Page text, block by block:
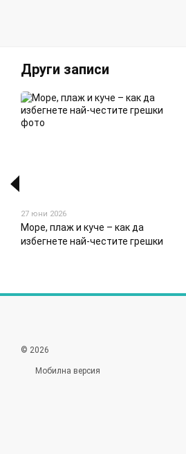
Други записи
27 юни 2026
Море, плаж и куче – как да
избегнете най-честите грешки
© 2026
Мобилна версия